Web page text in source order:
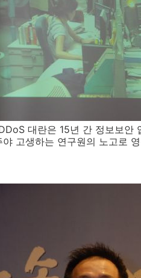
대란은 15년 간 정보보안
고생하는 연구원의 노고로